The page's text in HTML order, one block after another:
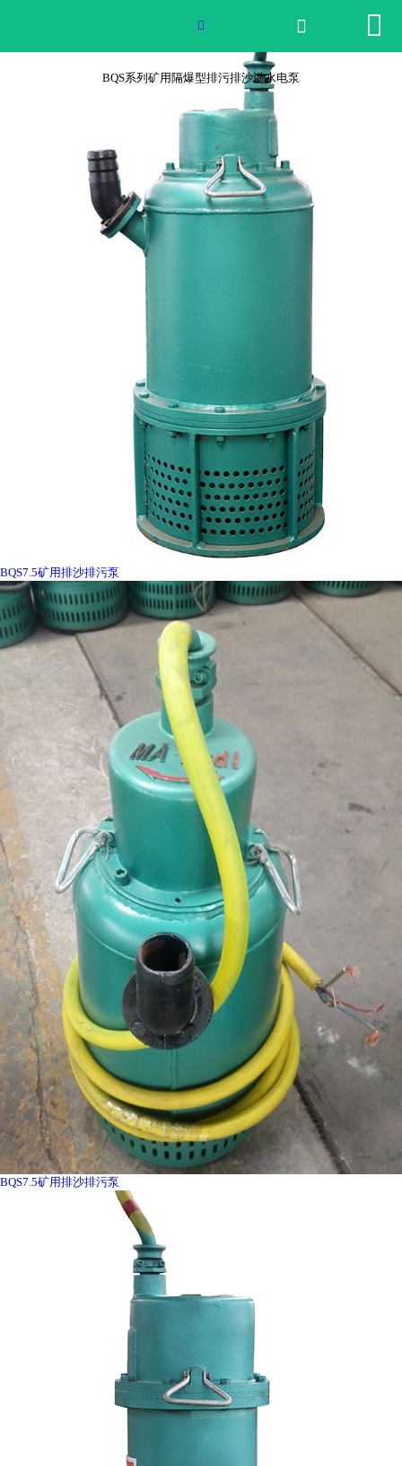
网站首页
2026世界杯官网
产品中心
荣誉资质
公司实景

BQS系列矿用隔爆型排污排沙潜水电泵
 
BQS7.5矿用排沙排污泵
BQS7.5矿用排沙排污泵